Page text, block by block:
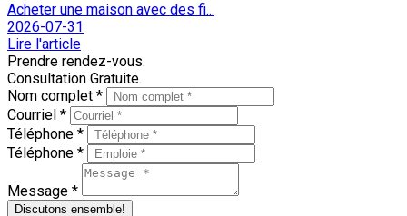
Acheter une maison avec des fi...
2026-07-31
Lire l'article
Prendre rendez-vous.
Consultation Gratuite.
Nom complet *
Courriel *
Téléphone *
Téléphone *
Message *
Discutons ensemble!